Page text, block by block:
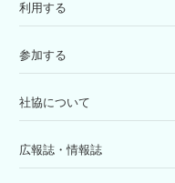
利用する
参加する
社協について
広報誌・情報誌